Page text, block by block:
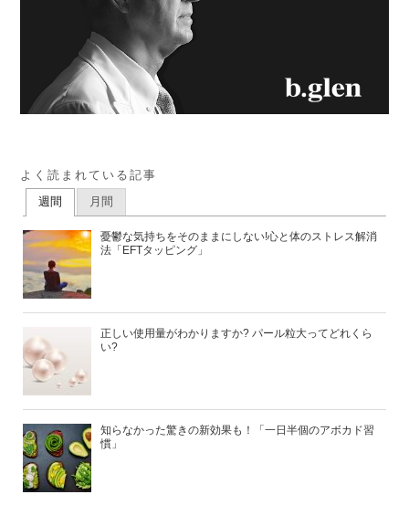
よく読まれている記事
週間 月間
憂鬱な気持ちをそのままにしない!心と体のストレス解消
法「EFTタッピング」
正しい使用量がわかりますか? パール粒大ってどれくら
い?
知らなかった驚きの新効果も！「一日半個のアボカド習
慣」